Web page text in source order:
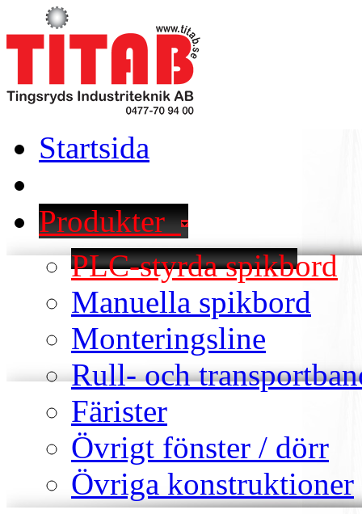
Startsida
Produkter
PLC-styrda spikbord
Manuella spikbord
Monteringsline
Rull- och
Färister
Övrigt fönster / dörr
Övriga konstruktioner